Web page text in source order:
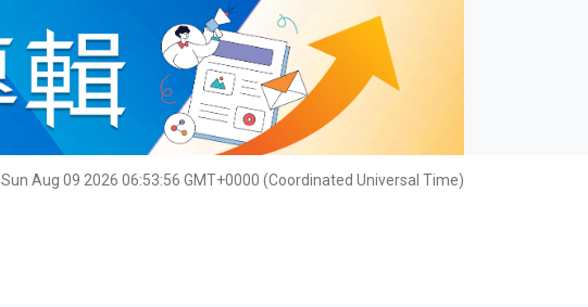
Sun Aug 09 2026 06:53:58 GMT+0000 (Coordinated Universal Time)
名家榜 灼見活動 關於我們